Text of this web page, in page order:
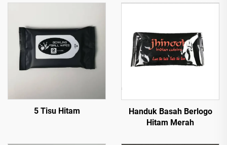
5 Tisu Hitam
Handuk Basah Berlogo
Hitam Merah